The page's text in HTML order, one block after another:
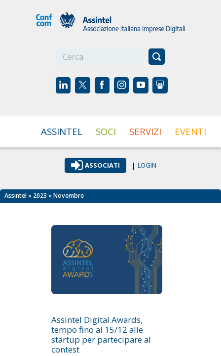
ASSINTEL SOCI SERVIZI EVENTI
ASSOCIATI | LOGIN
Assintel » 2023 » Novembre
Assintel Digital Awards,
tempo fino al 15/12 alle
startup per partecipare al
contest